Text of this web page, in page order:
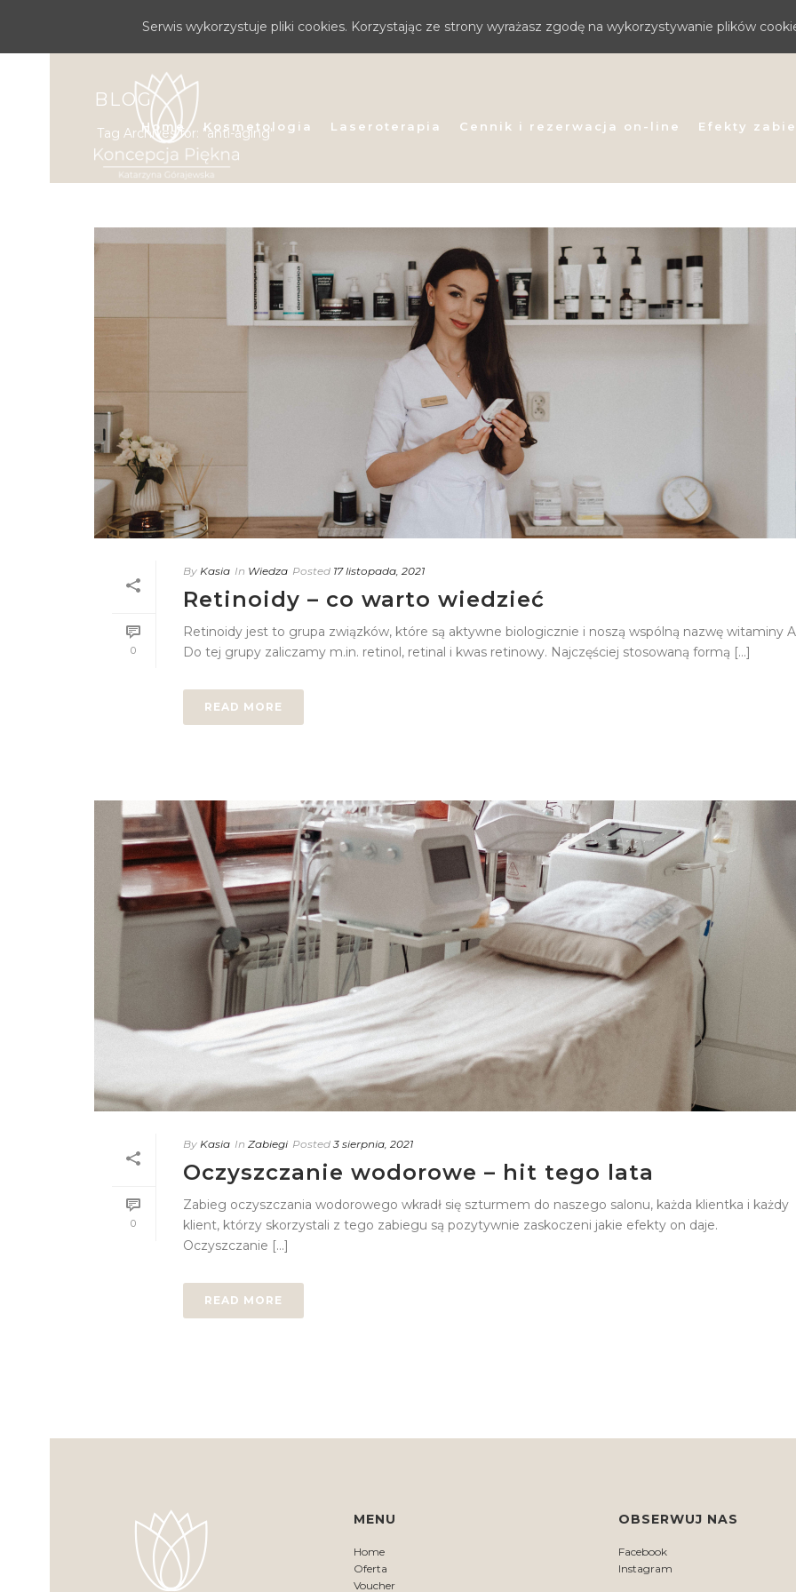
Home Kosmetologia Laseroterapia Cennik i rezerwacja on-line Efekty
BLOG
Tag Archives for: "anti-aging"
0
By Kasia In Wiedza Posted 17 listopada, 2021
Retinoidy – co warto wiedzieć
Retinoidy jest to grupa związków, które są aktywne biologicznie i noszą wspólną nazwę witaminy
Do tej grupy zaliczamy m.in. retinol, retinal i kwas retinowy. Najczęściej stosowaną formą [...]
READ MORE
0
By Kasia In Zabiegi Posted 3 sierpnia, 2021
Oczyszczanie wodorowe – hit tego lata
Zabieg oczyszczania wodorowego wkradł się szturmem do naszego salonu, każda klientka i każdy
klient, którzy skorzystali z tego zabiegu są pozytywnie zaskoczeni jakie efekty on daje.
Oczyszczanie [...]
READ MORE
MENU
Home
Oferta
Voucher
OBSERWUJ NAS
Facebook
Instagram
Serwis wykorzystuje pliki cookies. Korzystając ze strony wyrażasz zgodę na wykorzystywanie plików